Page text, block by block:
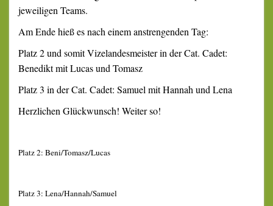
jeweiligen Teams.
Am Ende hieß es nach einem anstrengenden Tag:
Platz 2 und somit Vizelandesmeister in der Cat. Cadet:
Benedikt mit Lucas und Tomasz
Platz 3 in der Cat. Cadet: Samuel mit Hannah und Lena
Herzlichen Glückwunsch! Weiter so!
Platz 2: Beni/Tomasz/Lucas
Platz 3: Lena/Hannah/Samuel